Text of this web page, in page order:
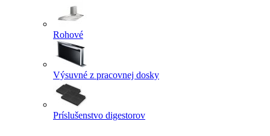
Rohové
Výsuvné z pracovnej dosky
Príslušenstvo digestorov